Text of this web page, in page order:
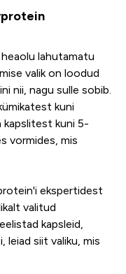
lahutamatu
valik on loodud
nii, nagu sulle sobib.
kuni
kapslitest kuni 5-
vormides, mis
ekspertidest
valitud
kapsleid,
leiad siit valiku, mis